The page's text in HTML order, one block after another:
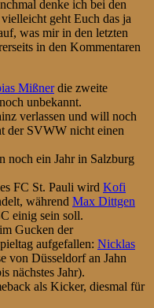
denke ich bei den
geht Euch das ja
was mir in den letzten
in den Kommentaren
Mißnerdie zweite
unbekannt.
verlassen und will noch
der SVWW nicht einen
noch ein Jahr in Salzburg
FC St. Pauli wird Kofi
während Max Dittgen
einig sein soll.
Gucken der
aufgefallen: Nicklas
von Düsseldorf an Jahn
nächstes Jahr).
als Kicker, diesmal für